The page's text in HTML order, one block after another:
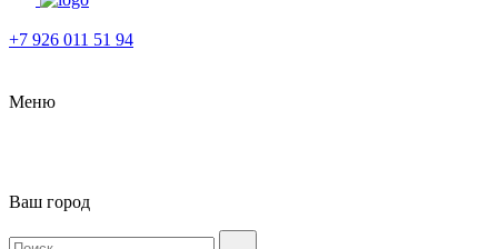
+7 926 011 51 94
Меню
Ваш город